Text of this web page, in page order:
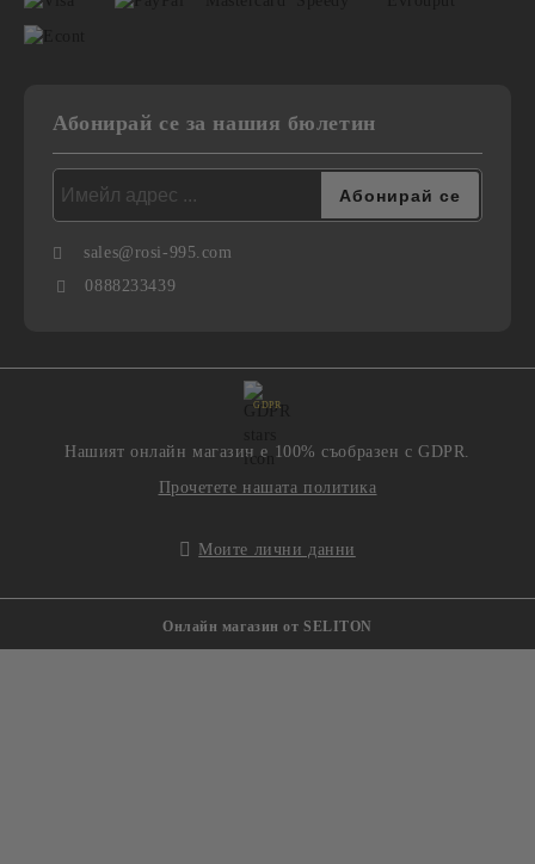
Абонирай се за нашия бюлетин
sales@rosi-995.com
0888233439
GDPR
Нашият онлайн магазин е 100% съобразен с GDPR.
Прочетете нашата политика
Моите лични данни
Онлайн магазин от SELITON